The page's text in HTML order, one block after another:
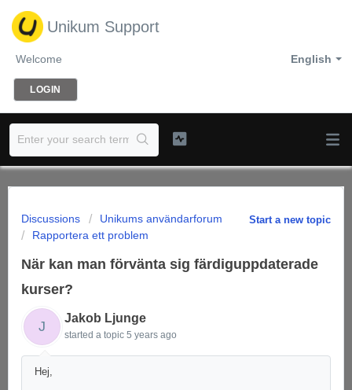
Unikum Support
English
Welcome
LOGIN
Start a new topic
Discussions
Unikums användarforum
Rapportera ett problem
När kan man förvänta sig färdiguppdaterade
kurser?
J
Jakob Ljunge
started a topic 5 years ago
Hej,